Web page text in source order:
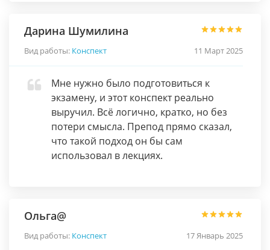
Дарина Шумилина
Вид работы: Конспект 11 Март 2025
Мне нужно было подготовиться к
экзамену, и этот конспект реально
выручил. Всё логично, кратко, но без
потери смысла. Препод прямо сказал,
что такой подход он бы сам
использовал в лекциях.
Ольга@
Вид работы: Конспект 17 Январь 2025